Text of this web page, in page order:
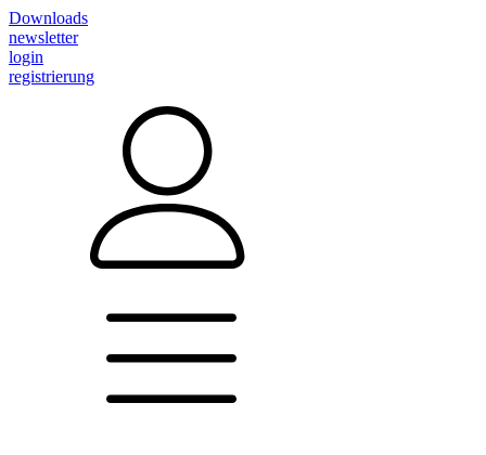
Downloads
newsletter
login
registrierung